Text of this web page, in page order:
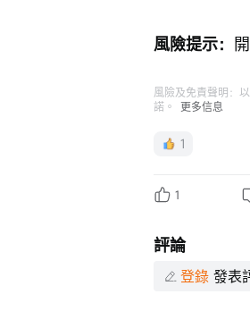
風險提示：
風險及免責聲明：
諾。
更多信息
1
1
評論
登錄 發表